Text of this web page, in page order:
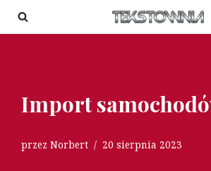
Przejdź
Import
przez Norbert 20 sierpnia 2023